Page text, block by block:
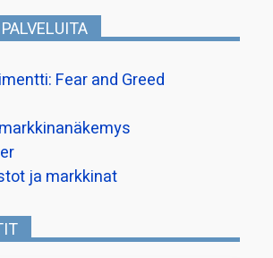
Fear and Greed
ja markkinat